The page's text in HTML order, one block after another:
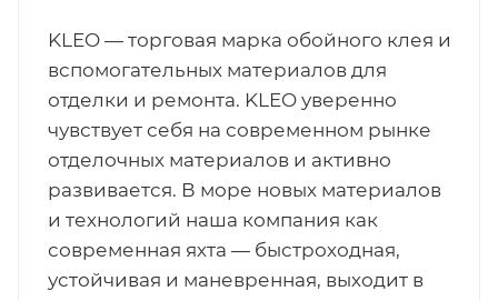
KLEO — торговая марка обойного клея и
вспомогательных материалов для
отделки и ремонта. KLEO уверенно
чувствует себя на современном рынке
отделочных материалов и активно
развивается. В море новых материалов
и технологий наша компания как
современная яхта — быстроходная,
устойчивая и маневренная, выходит в